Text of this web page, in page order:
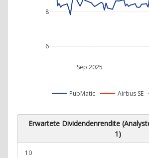
Sep 2025
6
8
PubMatic Airbus SE
Erwartete Dividendenrendite
1)
10